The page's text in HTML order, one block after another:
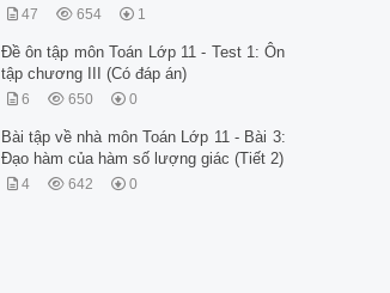
47 654 1
Đề ôn tập môn Toán Lớp 11 - Test 1: Ôn
tập chương III (Có đáp án)
6 650 0
Bài tập về nhà môn Toán Lớp 11 - Bài 3:
Đạo hàm của hàm số lượng giác (Tiết 2)
4 642 0